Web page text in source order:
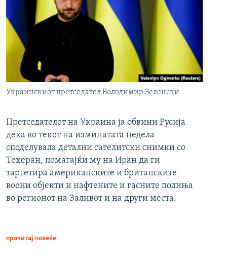
Украинскиот претседател Володимир Зеленски
Претседателот на Украина ја обвини Русија
дека во текот на изминатата недела
споделувала детални сателитски снимки со
Техеран, помагајќи му на Иран да ги
таргетира американските и британските
воени објекти и нафтените и гасните полиња
во регионот на Заливот и на други места.
прочитај повеќе